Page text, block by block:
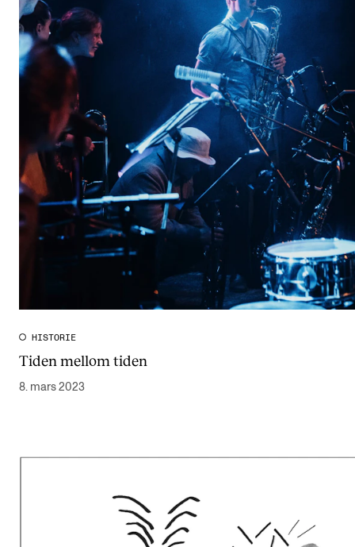
CREMAH
NordART
Prosjekter
Publikasjoner
INTERNASJONALT
Utveksling
Internasjonal strategi
Samarbeidsprosjekter
Om Norges musikkhøgskole
HISTORIE
Tiden mellom tiden
8. mars 2023